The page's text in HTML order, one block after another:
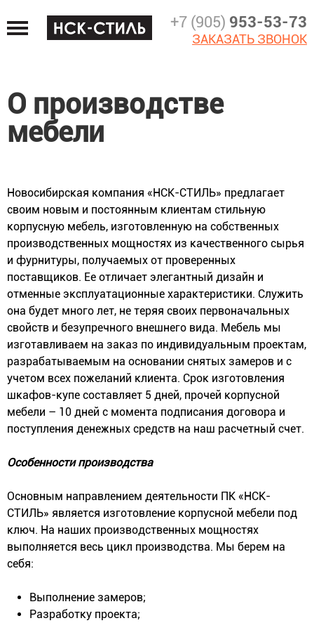
to
navigation
+7 (905) 953-53-73
ЗАКАЗАТЬ ЗВОНОК
О производстве
мебели
Новосибирская компания «НСК-СТИЛЬ» предлагает
своим новым и постоянным клиентам стильную
корпусную мебель, изготовленную на собственных
производственных мощностях из качественного сырья
и фурнитуры, получаемых от проверенных
поставщиков. Ее отличает элегантный дизайн и
отменные эксплуатационные характеристики. Служить
она будет много лет, не теряя своих первоначальных
свойств и безупречного внешнего вида. Мебель мы
изготавливаем на заказ по индивидуальным проектам,
разрабатываемым на основании снятых замеров и с
учетом всех пожеланий клиента. Срок изготовления
шкафов-купе составляет 5 дней, прочей корпусной
мебели – 10 дней с момента подписания договора и
поступления денежных средств на наш расчетный счет.
Особенности производства
Основным направлением деятельности ПК «НСК-
СТИЛЬ» является изготовление корпусной мебели под
ключ. На наших производственных мощностях
выполняется весь цикл производства. Мы берем на
себя:
Выполнение замеров;
Разработку проекта;